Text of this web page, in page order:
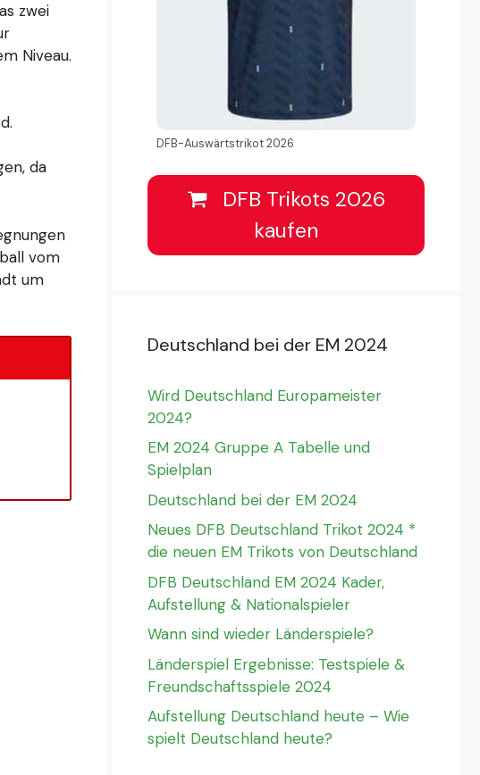
zwei
Niveau.
da
vom
um
DFB-Auswärtstrikot 2026
DFB Trikots 2026
kaufen
Deutschland bei der EM 2024
Wird Deutschland Europameister
2024?
EM 2024 Gruppe A Tabelle und
Spielplan
Deutschland bei der EM 2024
Neues DFB Deutschland Trikot 2024 *
die neuen EM Trikots von Deutschland
DFB Deutschland EM 2024 Kader,
Aufstellung & Nationalspieler
Wann sind wieder Länderspiele?
Länderspiel Ergebnisse: Testspiele &
Freundschaftsspiele 2024
Aufstellung Deutschland heute – Wie
spielt Deutschland heute?